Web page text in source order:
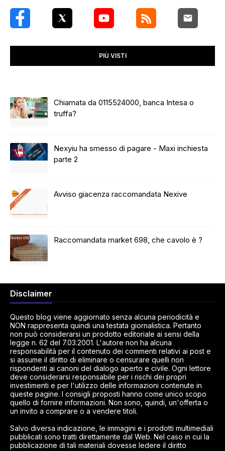
PIÙ VISTI
Chiamata da 0115524000, banca Intesa o
truffa?
Nexyiu ha smesso di pagare - Maxi inchiesta
parte 2
Avviso giacenza raccomandata Nexive
Raccomandata market 698, che cavolo è ?
Disclaimer
Questo blog viene aggiornato senza alcuna periodicità e
NON rappresenta quindi una testata giornalistica. Pertanto
non può considerarsi un prodotto editoriale ai sensi della
legge n. 62 del 7.03.2001. L'autore non ha alcuna
responsabilità per il contenuto dei commenti relativi ai post e
si assume il diritto di eliminare o censurare quelli non
rispondenti ai canoni del dialogo aperto e civile. Ogni lettore
deve considerarsi responsabile per i rischi dei propri
investimenti e per l'utilizzo delle informazioni contenute in
queste pagine. I consigli proposti hanno come unico scopo
quello di fornire informazioni. Non sono, quindi, un'offerta o
un invito a comprare o a vendere titoli.
Salvo diversa indicazione, le immagini e i prodotti multimediali
pubblicati sono tratti direttamente dal Web. Nel caso in cui la
pubblicazione di tali materiali dovesse ledere il diritto